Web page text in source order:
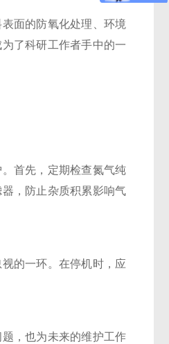
面的防氧化处理、环境
了科研工作者手中的一
首先，定期检查氮气纯
，防止杂质积累影响气
的一环。在停机时，应
，也为未来的维护工作